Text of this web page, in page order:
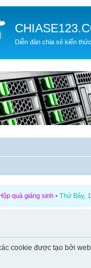
Diễn đàn chia sẻ kiến thức
quà giáng sinh • Thứ Bảy,
cookie được tạo bởi